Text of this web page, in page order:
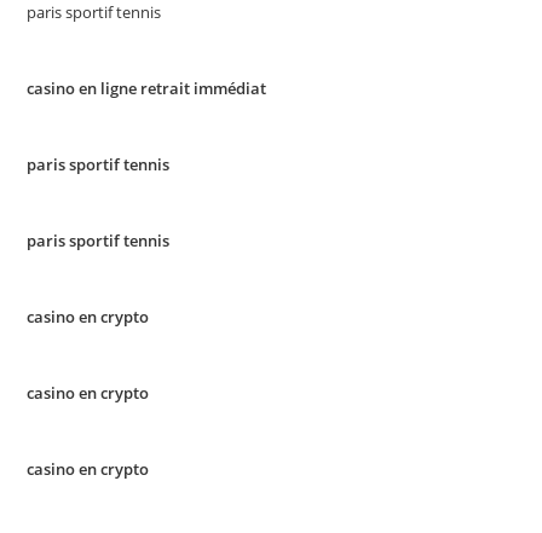
paris sportif tennis
casino en ligne retrait immédiat
paris sportif tennis
paris sportif tennis
casino en crypto
casino en crypto
casino en crypto